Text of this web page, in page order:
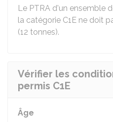
Le PTRA d'un ensemble
la catégorie C1E ne doit
(12 tonnes).
Vérifier les
permis C1E
Âge